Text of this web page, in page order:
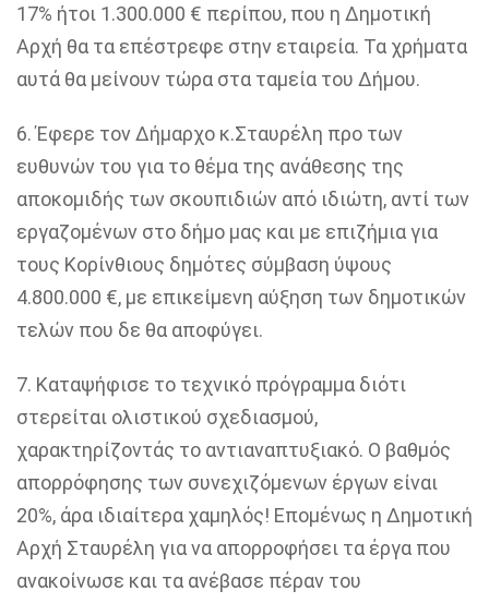
17% ήτοι 1.300.000 € περίπου, που η Δημοτική
Αρχή θα τα επέστρεφε στην εταιρεία. Τα χρήματα
αυτά θα μείνουν τώρα στα ταμεία του Δήμου.
6. Έφερε τον Δήμαρχο κ.Σταυρέλη προ των
ευθυνών του για το θέμα της ανάθεσης της
αποκομιδής των σκουπιδιών από ιδιώτη, αντί των
εργαζομένων στο δήμο μας και με επιζήμια για
τους Κορίνθιους δημότες σύμβαση ύψους
4.800.000 €, με επικείμενη αύξηση των δημοτικών
τελών που δε θα αποφύγει.
7. Καταψήφισε το τεχνικό πρόγραμμα διότι
στερείται ολιστικού σχεδιασμού,
χαρακτηρίζοντάς το αντιαναπτυξιακό. Ο βαθμός
απορρόφησης των συνεχιζόμενων έργων είναι
20%, άρα ιδιαίτερα χαμηλός! Επομένως η Δημοτική
Αρχή Σταυρέλη για να απορροφήσει τα έργα που
ανακοίνωσε και τα ανέβασε πέραν του